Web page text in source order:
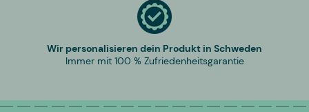
Wir personalisieren dein Produkt in Schweden
Immer mit 100 % Zufriedenheitsgarantie